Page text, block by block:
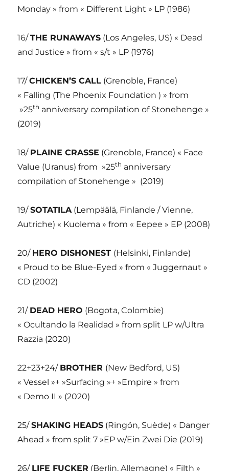
Monday » from « Different Light » LP (1986)
16/THE RUNAWAYS (Los Angeles, US) « Dead
and Justice » from « s/t » LP (1976)
17/CHICKEN’S CALL (Grenoble, France)
« Falling (The Phoenix Foundation ) » from
»25th anniversary compilation of Stonehenge »
(2019)
18/ PLAINE CRASSE (Grenoble, France) « Face
Value (Uranus) from »25th anniversary
compilation of Stonehenge » (2019)
19/SOTATILA(Lempäälä, Finlande / Vienne,
Autriche) « Kuolema » from « Eepee » EP (2008)
20/ HERO DISHONEST (Helsinki, Finlande)
« Proud to be Blue-Eyed » from « Juggernaut »
CD (2002)
21/ DEAD HERO (Bogota, Colombie)
« Ocultando la Realidad » from split LP w/Ultra
Razzia (2020)
22+23+24/ BROTHER (New Bedford, US)
« Vessel »+ »Surfacing »+ »Empire » from
« Demo II » (2020)
25/SHAKING HEADS (Ringön, Suède) « Danger
Ahead » from split 7 »EP w/Ein Zwei Die (2019)
26/ LIFE FUCKER (Berlin, Allemagne) « Filth »